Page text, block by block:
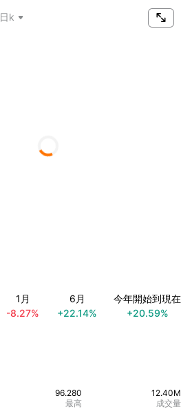

日k
1月
-8.27%
6月
+22.14%
今年開始到現在
+20.59%
96.280
最高
12.40M
成交量